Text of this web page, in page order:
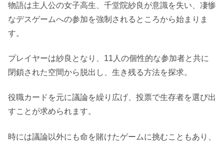
物語は主人公の女子高生、千堂院紗良が意識を失い、凄惨
なデスゲームへの参加を強制されるところから始まりま
す。
プレイヤーは紗良となり、11人の個性的な参加者と共に
閉鎖された空間から脱出し、生き残る方法を探求。
役職カードを元に議論を繰り広げ、投票で生存者を選び出
すことが求められます。
時には議論以外にも命を賭けたゲームに挑むこともあり、